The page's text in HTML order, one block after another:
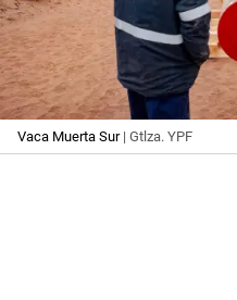
Vaca Muerta Sur| Gtlza. YPF